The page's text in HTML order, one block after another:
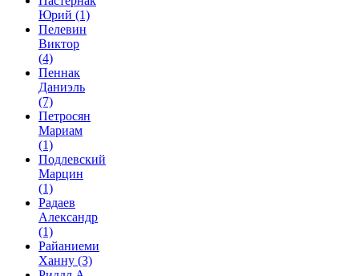
Юрий (1)
Пелевин
Виктор
(4)
Пеннак
Даниэль
(7)
Петросян
Мариам
(1)
Подлевский
Марцин
(1)
Радаев
Александр
(1)
Райаниеми
Ханну (3)